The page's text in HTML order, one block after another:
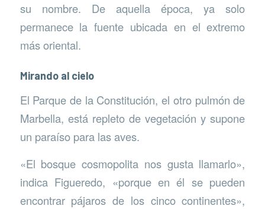
su nombre. De aquella época, ya solo
permanece la fuente ubicada en el extremo
más oriental.
Mirando al cielo
El Parque de la Constitución, el otro pulmón de
Marbella, está repleto de vegetación y supone
un paraíso para las aves.
«El bosque cosmopolita nos gusta llamarlo»,
indica Figueredo, «porque en él se pueden
encontrar pájaros de los cinco continentes»,